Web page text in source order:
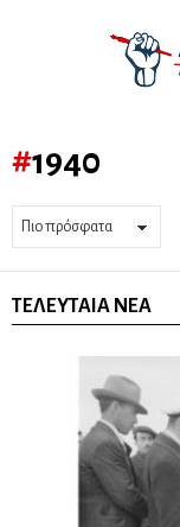
1940
ΤΕΛΕΥΤΑΊΑ ΝΈΑ